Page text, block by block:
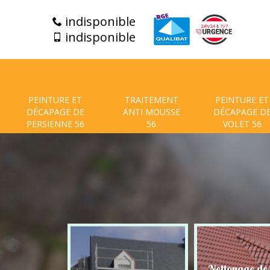
indisponible
indisponible
PEINTURE ET
DÉCAPAGE DE
PERSIENNE 56
TRAITEMENT
ANTI MOUSSE
56
PEINTURE ET
DÉCAPAGE
VOLET 56